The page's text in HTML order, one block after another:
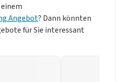
einem
Angebot? Dann könnten
für Sie interessant